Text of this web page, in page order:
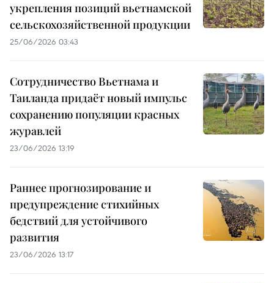
укрепления позиций вьетнамской
сельскохозяйственной продукции
25/06/2026 03:43
Сотрудничество Вьетнама и
Таиланда придаёт новый импульс
сохранению популяции красных
журавлей
23/06/2026 13:19
Раннее прогнозирование и
предупреждение стихийных
бедствий для устойчивого
развития
23/06/2026 13:17